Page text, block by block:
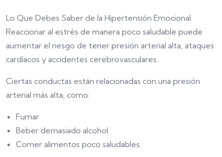
Lo Que Debes Saber de la Hipertensión Emocional.
Reaccionar al estrés de manera poco saludable puede
aumentar el riesgo de tener presión arterial alta, ataques
cardíacos y accidentes cerebrovasculares.
Ciertas conductas están relacionadas con una presión
arterial más alta, como:
Fumar
Beber demasiado alcohol
Comer alimentos poco saludables